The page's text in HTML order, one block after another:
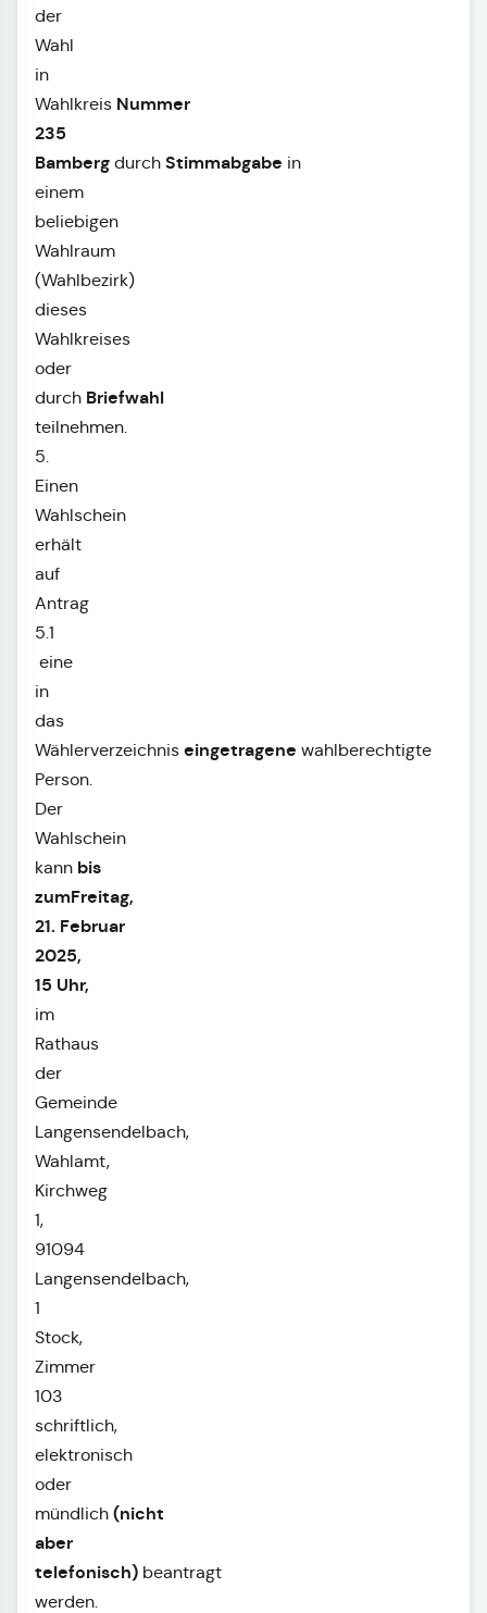
der
Wahl
in
Wahlkreis Nummer
235
Bamberg durch Stimmabgabe in
einem
beliebigen
Wahlraum
(Wahlbezirk)
dieses
Wahlkreises
oder
durch Briefwahl
teilnehmen.
5.
Einen
Wahlschein
erhält
auf
Antrag
5.1
eine
in
das
Wählerverzeichnis eingetragene wahlberechtigte
Person.
Der
Wahlschein
kann bis
zumFreitag,
21. Februar
2025,
15 Uhr,
im
Rathaus
der
Gemeinde
Langensendelbach,
Wahlamt,
Kirchweg
1,
91094
Langensendelbach,
1
Stock,
Zimmer
103
schriftlich,
elektronisch
oder
mündlich (nicht
aber
telefonisch) beantragt
werden.